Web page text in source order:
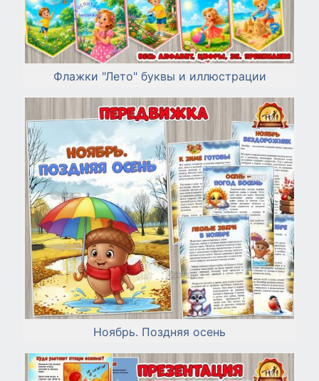
Флажки "Лето" буквы и иллюстрации
Ноябрь. Поздняя осень